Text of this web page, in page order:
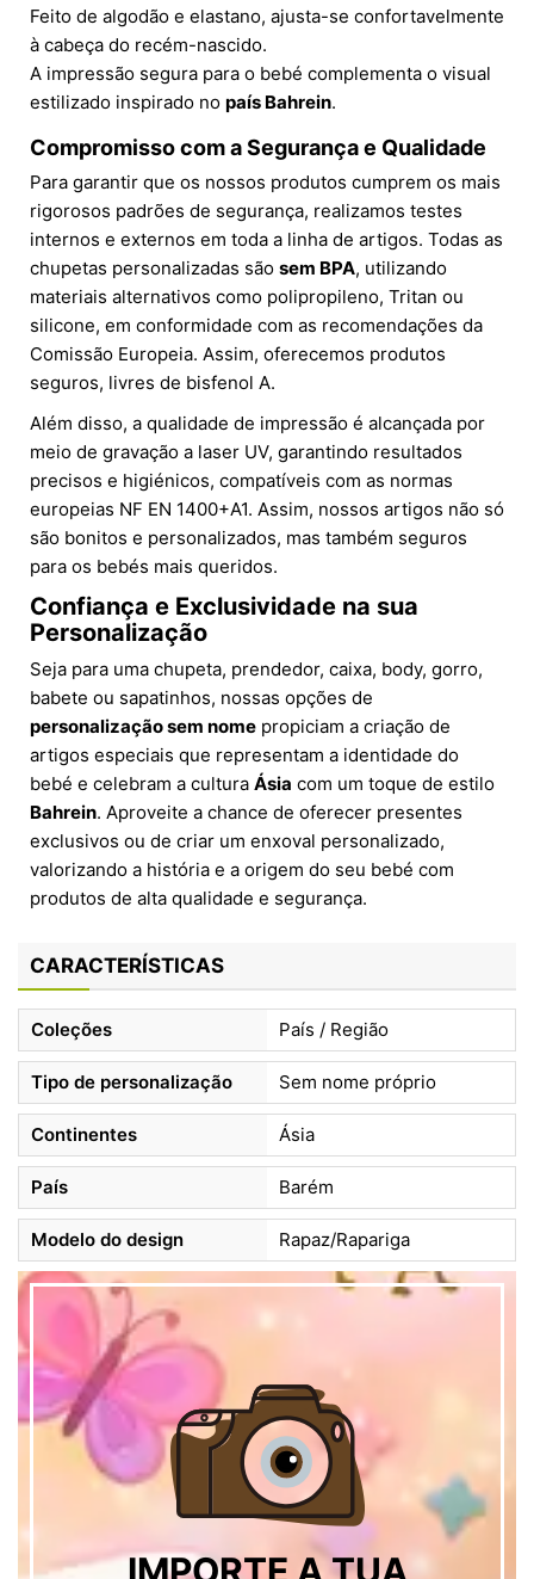
Feito de algodão e elastano, ajusta-se confortavelmente
à cabeça do recém-nascido.
A impressão segura para o bebé complementa o visual
estilizado inspirado no país Bahrein.
Compromisso com a Segurança e Qualidade
Para garantir que os nossos produtos cumprem os mais
rigorosos padrões de segurança, realizamos testes
internos e externos em toda a linha de artigos. Todas as
chupetas personalizadas são sem BPA, utilizando
materiais alternativos como polipropileno, Tritan ou
silicone, em conformidade com as recomendações da
Comissão Europeia. Assim, oferecemos produtos
seguros, livres de bisfenol A.
Além disso, a qualidade de impressão é alcançada por
meio de gravação a laser UV, garantindo resultados
precisos e higiénicos, compatíveis com as normas
europeias NF EN 1400+A1. Assim, nossos artigos não só
são bonitos e personalizados, mas também seguros
para os bebés mais queridos.
Confiança e Exclusividade na sua
Personalização
Seja para uma chupeta, prendedor, caixa, body, gorro,
babete ou sapatinhos, nossas opções de
personalização sem nome propiciam a criação de
artigos especiais que representam a identidade do
bebé e celebram a cultura Ásia com um toque de estilo
Bahrein. Aproveite a chance de oferecer presentes
exclusivos ou de criar um enxoval personalizado,
valorizando a história e a origem do seu bebé com
produtos de alta qualidade e segurança.
CARACTERÍSTICAS
Coleções País / Região
Tipo de personalização Sem nome próprio
Continentes Ásia
País Barém
Modelo do design Rapaz/Rapariga